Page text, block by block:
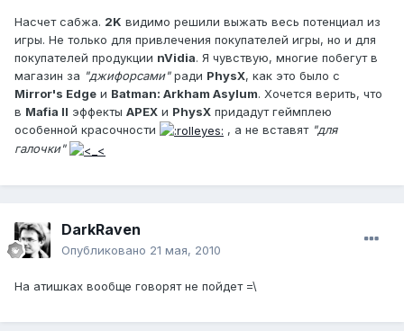
Насчет сабжа. 2K видимо решили выжать весь потенциал из
игры. Не только для привлечения покупателей игры, но и для
покупателей продукции nVidia. Я чувствую, многие побегут в
магазин за "джифорсами"ради PhysX, как это было с
Mirror's Edge и Batman: Arkham Asylum. Хочется верить, что
в Mafia II эффекты APEX и PhysX придадут геймплею
особенной красочности
, а не вставят "для
галочки"
DarkRaven
Опубликовано 21 мая, 2010
На атишках вообще говорят не пойдет =\